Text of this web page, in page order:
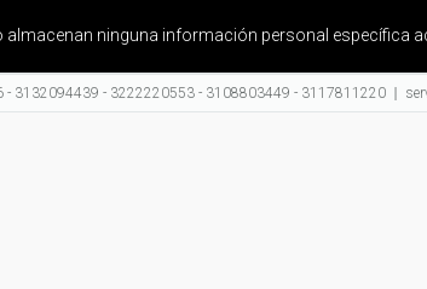
ninguna información personal específica
- 3132094439 - 3222220553 - 3108803449 - 3117811220